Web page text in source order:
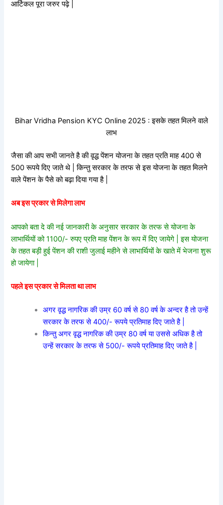
आर्टिकल पूरा जरुर पढ़े |
Bihar Vridha Pension KYC Online 2025 : इसके तहत मिलने वाले
लाभ
जैसा की आप सभी जानते है की वृद्ध पेंशन योजना के तहत प्रति माह 400 से
500 रूपये दिए जाते थे | किन्तु सरकार के तरफ से इस योजना के तहत मिलने
वाले पेंशन के पैसे को बढ़ा दिया गया है |
अब इस प्रकार से मिलेगा लाभ
आपको बता दे की नई जानकारी के अनुसार सरकार के तरफ से योजना के
लाभार्थियों को 1100/- रुपए प्रति माह पेंशन के रूप में दिए जायेगे | इस योजना
के तहत बड़ी हुई पेंशन की राशी जुलाई महीने से लाभार्थियों के खाते में भेजना शुरू
हो जायेगा |
पहले इस प्रकार से मिलता था लाभ
अगर वृद्ध नागरिक की उम्र 60 वर्ष से 80 वर्ष के अन्दर है तो उन्हें
सरकार के तरफ से 400/- रूपये प्रतिमाह दिए जाते है |
किन्तु अगर वृद्ध नागरिक की उम्र 80 वर्ष या उससे अधिक है तो
उन्हें सरकार के तरफ से 500/- रूपये प्रतिमाह दिए जाते है |